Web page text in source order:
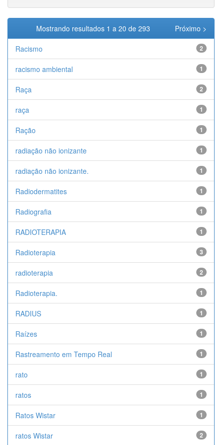
Mostrando resultados 1 a 20 de 293 Próximo >
Racismo 2
racismo ambiental 1
Raça 2
raça 1
Ração 1
radiação não ionizante 1
radiação não ionizante. 1
Radiodermatites 1
Radiografia 1
RADIOTERAPIA 1
Radioterapia 3
radioterapia 2
Radioterapia. 1
RADIUS 1
Raízes 1
Rastreamento em Tempo Real 1
rato 1
ratos 1
Ratos Wistar 1
ratos Wistar 2